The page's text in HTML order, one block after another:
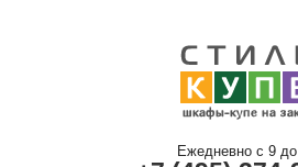
Ежедневно с 9